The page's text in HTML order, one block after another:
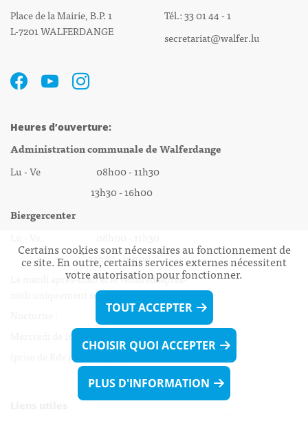
Place de la Mairie, B.P. 1
L-7201 WALFERDANGE
Tél.: 33 01 44 - 1
secretariat@walfer.lu
Heures d’ouverture:
Administration communale de Walferdange
Lu - Ve 08h00 - 11h30
13h30 - 16h00
Biergercenter
13h30 - 16h00
Le mardi après-midi et le vendredi après-
midi uniquement sur Rdv.
Mercredi de 16h00 - 18h45 uniquement sur Rdv
(prise de Rdv possible jusqu'à mardi 11h30).
Certains cookies sont nécessaires au fonctionnement de
ce site. En outre, certains services externes nécessitent
votre autorisation pour fonctionner.
TOUT ACCEPTER
CHOISIR QUOI ACCEPTER
PLUS D'INFORMATION